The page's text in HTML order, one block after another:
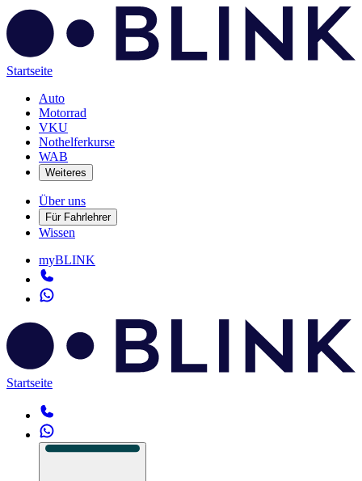
Startseite
Auto
Motorrad
VKU
Nothelferkurse
WAB
Weiteres
Über uns
Für Fahrlehrer
Wissen
myBLINK
Startseite